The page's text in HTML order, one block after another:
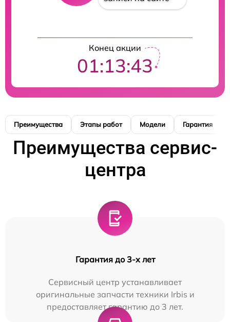
Конец акции
01:13:42
Преимущества Этапы работ Модели Гарантия
Преимущества сервис-
центра
Гарантия до 3-х лет
Сервисный центр устанавливает
оригинальные запчасти техники Irbis и
предоставляет гарантию до 3 лет.